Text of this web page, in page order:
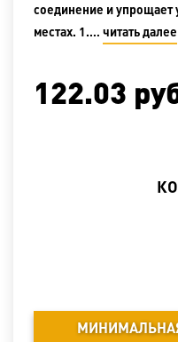
соединение и упрощает
местах. 1.… читать далее
122.03